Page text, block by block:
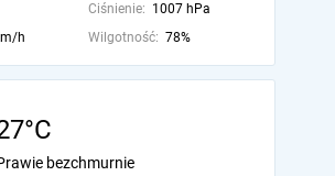
Ciśnienie: 1007 hPa
h Wilgotność: 78%
bezchmurnie